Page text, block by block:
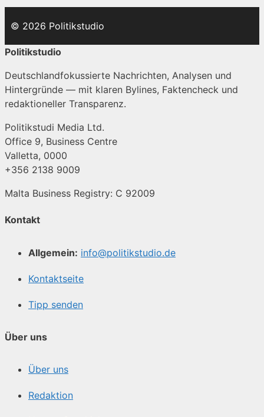
© 2026 Politikstudio
Politikstudio
Deutschlandfokussierte Nachrichten, Analysen und
Hintergründe — mit klaren Bylines, Faktencheck und
redaktioneller Transparenz.
Politikstudi Media Ltd.
Office 9, Business Centre
Valletta, 0000
+356 2138 9009
Malta Business Registry: C 92009
Kontakt
Allgemein: info@politikstudio.de
Kontaktseite
Tipp senden
Über uns
Über uns
Redaktion